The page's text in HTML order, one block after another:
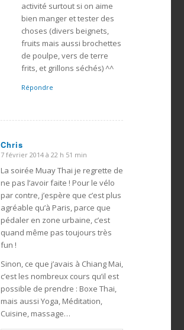
activité surtout si on aime
bien manger et tester des
choses (divers beignets,
fruits mais aussi brochettes
de poulpe, vers de terre
frits, et grillons séchés) ^^
Répondre
Chris
dit
7 février 2014 à 22 h 51 min
La soirée Muay Thai je regrette de
ne pas l’avoir faite ! Pour le vélo
par contre, j’espère que c’est plus
agréable qu’à Paris, parce que
pédaler en zone urbaine, c’est
quand même pas toujours très
fun !
Sinon, ce que j’avais à Chiang Mai,
c’est les nombreux cours qu’il est
possible de prendre : Boxe Thai,
mais aussi Yoga, Méditation,
Cuisine, massage…